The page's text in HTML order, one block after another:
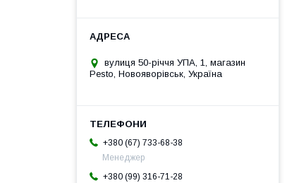
вулиця 50-річчя УПА, 1, магазин
Pesto, Новояворівськ, Україна
+380 (67) 733-68-38
Менеджер
+380 (99) 316-71-28